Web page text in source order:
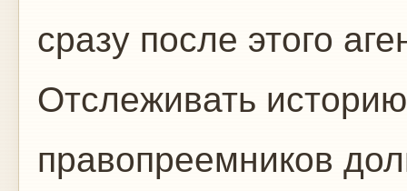
сразу после этого
Отслеживать
правопреемников